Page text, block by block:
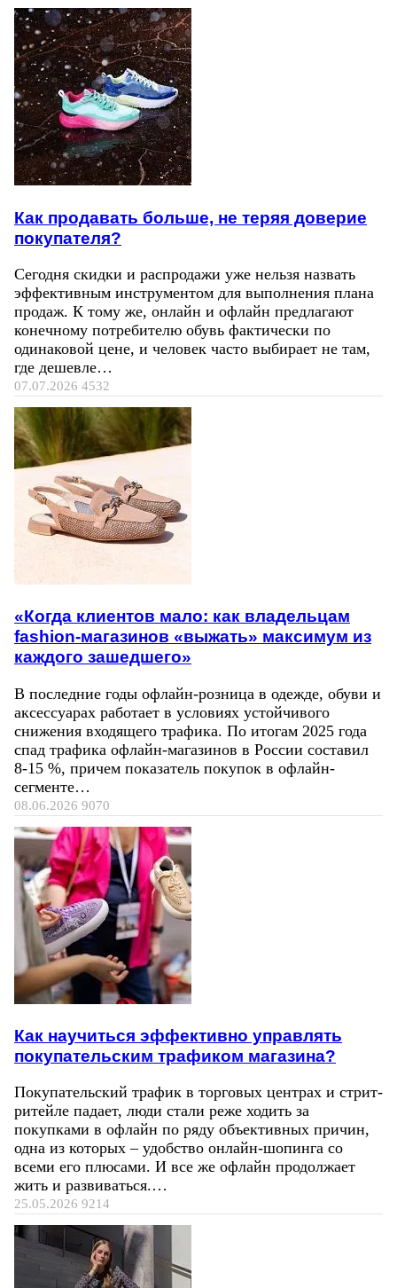
Как продавать больше, не теряя доверие
покупателя?
Сегодня скидки и распродажи уже нельзя назвать
эффективным инструментом для выполнения плана
продаж. К тому же, онлайн и офлайн предлагают
конечному потребителю обувь фактически по
одинаковой цене, и человек часто выбирает не там,
где дешевле…
07.07.2026 4532
«Когда клиентов мало: как владельцам
fashion-магазинов «выжать» максимум из
каждого зашедшего»
В последние годы офлайн-розница в одежде, обуви и
аксессуарах работает в условиях устойчивого
снижения входящего трафика. По итогам 2025 года
спад трафика офлайн-магазинов в России составил
8-15 %, причем показатель покупок в офлайн-
сегменте…
08.06.2026 9070
Как научиться эффективно управлять
покупательским трафиком магазина?
Покупательский трафик в торговых центрах и стрит-
ритейле падает, люди стали реже ходить за
покупками в офлайн по ряду объективных причин,
одна из которых – удобство онлайн-шопинга со
всеми его плюсами. И все же офлайн продолжает
жить и развиваться.…
25.05.2026 9214